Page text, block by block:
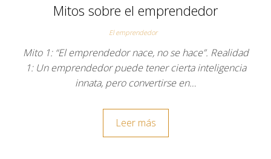
Mitos sobre el emprendedor
El emprendedor
Mito 1: “El emprendedor nace, no se hace”. Realidad
1: Un emprendedor puede tener cierta inteligencia
innata, pero convertirse en…
Leer más